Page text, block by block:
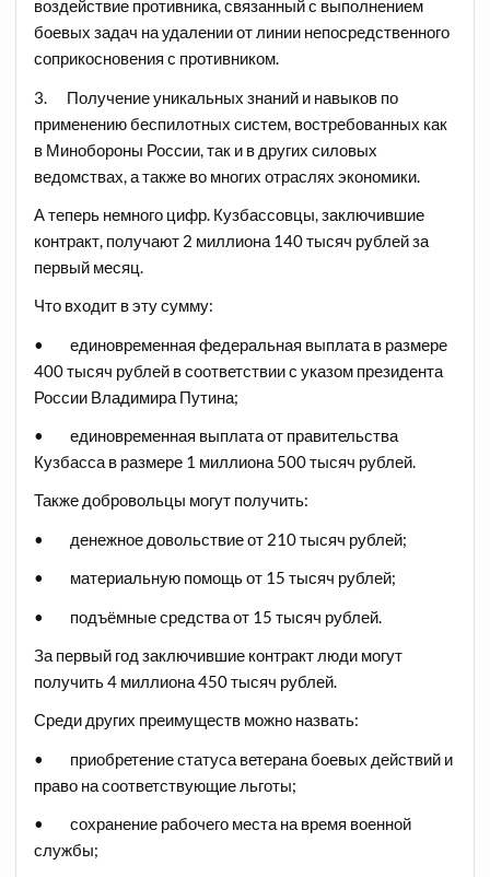
воздействие противника, связанный с выполнением
боевых задач на удалении от линии непосредственного
соприкосновения с противником.
3. Получение уникальных знаний и навыков по
применению беспилотных систем, востребованных как
в Минобороны России, так и в других силовых
ведомствах, а также во многих отраслях экономики.
А теперь немного цифр. Кузбассовцы, заключившие
контракт, получают 2 миллиона 140 тысяч рублей за
первый месяц.
Что входит в эту сумму:
• единовременная федеральная выплата в размере
400 тысяч рублей в соответствии с указом президента
России Владимира Путина;
• единовременная выплата от правительства
Кузбасса в размере 1 миллиона 500 тысяч рублей.
Также добровольцы могут получить:
• денежное довольствие от 210 тысяч рублей;
• материальную помощь от 15 тысяч рублей;
• подъёмные средства от 15 тысяч рублей.
За первый год заключившие контракт люди могут
получить 4 миллиона 450 тысяч рублей.
Среди других преимуществ можно назвать:
• приобретение статуса ветерана боевых действий и
право на соответствующие льготы;
• сохранение рабочего места на время военной
службы;